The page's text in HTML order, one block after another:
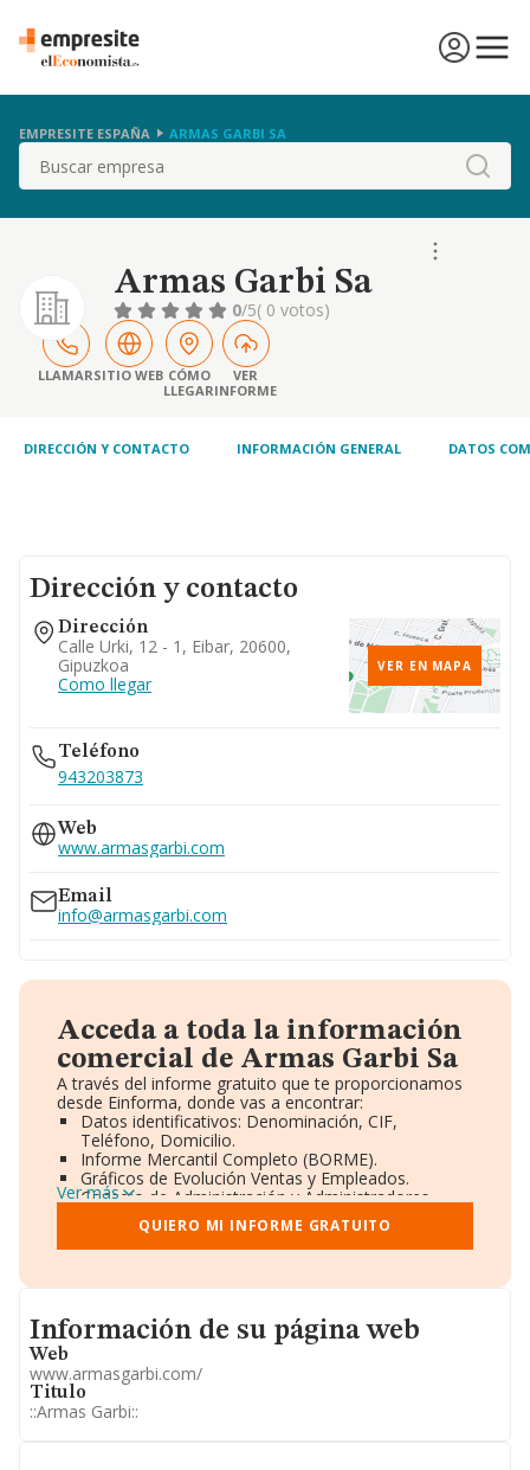
EMPRESITE ESPAÑA ARMAS GARBI SA
Buscar
Armas Garbi Sa
0/5( 0 votos)
LLAMARSITIO WEB CÓMO
LLEGAR
VER
INFORME
DIRECCIÓN Y CONTACTO INFORMACIÓN GENERAL DATOS
Dirección y contacto
Dirección
Calle Urki, 12 - 1, Eibar, 20600,
Gipuzkoa
Como llegar
VER EN MAPA
Teléfono
943203873
Web
www.armasgarbi.com
Email
info@armasgarbi.com
Acceda a toda la información
comercial de Armas Garbi Sa
A través del informe gratuito que te proporcionamos
desde Einforma, donde vas a encontrar:
Datos identificativos: Denominación, CIF,
Teléfono, Domicilio.
Informe Mercantil Completo (BORME).
Gráficos de Evolución Ventas y Empleados.
Consejo de Administración y Administradores.
Directivos y Ejecutivos.
Accionistas.
Participaciones y Vinculaciones en otras empresas.
Información oficial y registral complementaria.
Ver más
QUIERO MI INFORME GRATUITO
Informacion de su página web
Información de su página web
Web
www.armasgarbi.com/
Titulo
::Armas Garbi::